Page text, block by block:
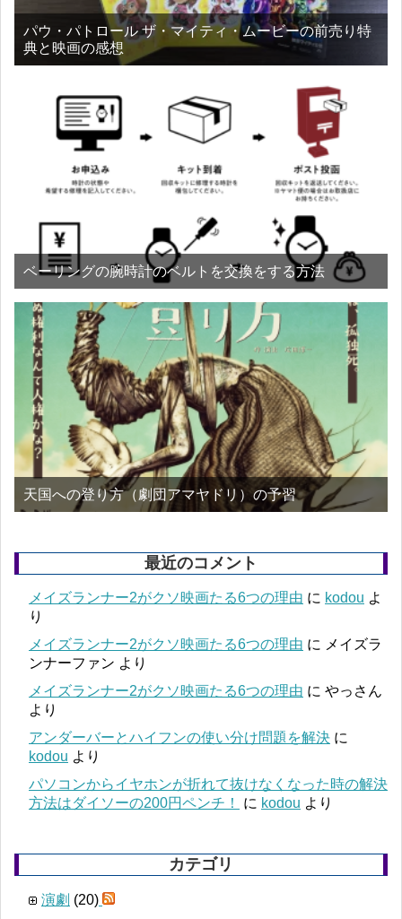
パウ・パトロール ザ・マイティ・ムービーの前売り特
典と映画の感想
ベーリングの腕時計のベルトを交換をする方法
天国への登り方（劇団アマヤドリ）の予習
最近のコメント
メイズランナー2がクソ映画たる6つの理由 に kodou よ
り
メイズランナー2がクソ映画たる6つの理由 に メイズラ
ンナーファン より
メイズランナー2がクソ映画たる6つの理由 に やっさん
より
アンダーバーとハイフンの使い分け問題を解決 に
kodou より
パソコンからイヤホンが折れて抜けなくなった時の解決
方法はダイソーの200円ペンチ！
に kodou より
カテゴリ
演劇 (20)